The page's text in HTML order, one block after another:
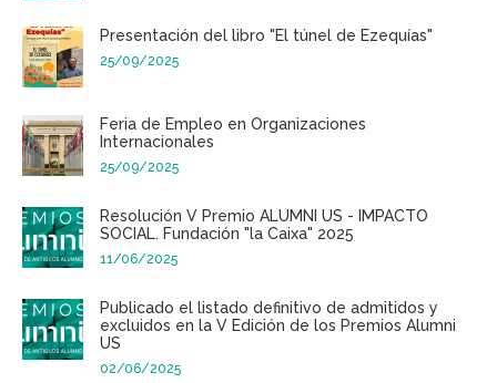
Presentación del libro "El túnel de Ezequías"
25/09/2025
Feria de Empleo en Organizaciones
Internacionales
25/09/2025
Resolución V Premio ALUMNI US - IMPACTO
SOCIAL. Fundación "la Caixa" 2025
11/06/2025
Publicado el listado definitivo de admitidos y
excluidos en la V Edición de los Premios Alumni
US
02/06/2025